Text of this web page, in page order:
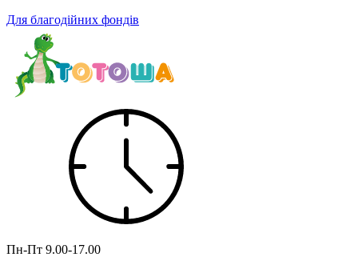
Для благодійних фондів
Пн-Пт 9.00-17.00